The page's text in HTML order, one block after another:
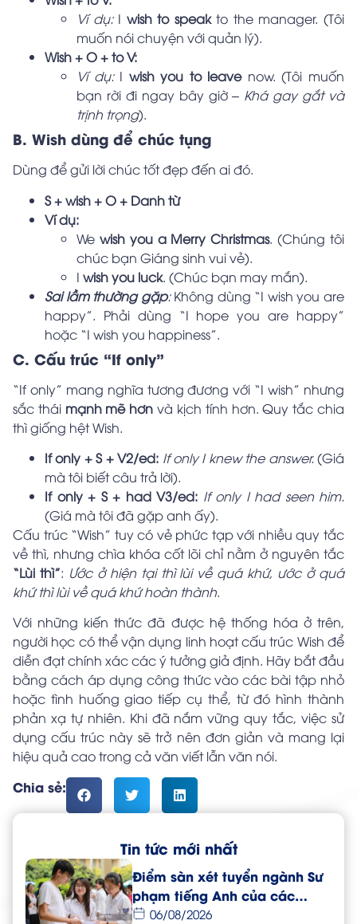
Ví dụ:I wish to speakto the manager. (Tôi
muốn nói chuyện với quản lý).
Wish + O + to V:
Ví dụ:I wish you to leavenow. (Tôi muốn
bạn rời đi ngay bây giờ – Khá gay gắt và
trịnh trọng).
B. Wish dùng để chúc tụng
Dùng để gửi lời chúc tốt đẹp đến ai đó.
S + wish + O + Danh từ
Ví dụ:
We wish you a Merry Christmas. (Chúng tôi
chúc bạn Giáng sinh vui vẻ).
I wish you luck. (Chúc bạn may mắn).
Sai lầm thường gặp:Không dùng “I wish you are
happy”. Phải dùng “I hope you are happy”
hoặc “I wish you happiness”.
C. Cấu trúc “If only”
“If only” mang nghĩa tương đương với “I wish” nhưng
sắc thái mạnh mẽ hơn và kịch tính hơn. Quy tắc chia
thì giống hệt Wish.
If only + S + V2/ed: If only I knew the answer.(Giá
mà tôi biết câu trả lời).
If only + S + had V3/ed: If only I had seen him.
(Giá mà tôi đã gặp anh ấy).
Cấu trúc “Wish” tuy có vẻ phức tạp với nhiều quy tắc
về thì, nhưng chìa khóa cốt lõi chỉ nằm ở nguyên tắc
“Lùi thì”: Ước ở hiện tại thì lùi về quá khứ, ước ở quá
khứ thì lùi về quá khứ hoàn thành.
Với những kiến thức đã được hệ thống hóa ở trên,
người học có thể vận dụng linh hoạt cấu trúc Wish để
diễn đạt chính xác các ý tưởng giả định. Hãy bắt đầu
bằng cách áp dụng công thức vào các bài tập nhỏ
hoặc tình huống giao tiếp cụ thể, từ đó hình thành
phản xạ tự nhiên. Khi đã nắm vững quy tắc, việc sử
dụng cấu trúc này sẽ trở nên đơn giản và mang lại
hiệu quả cao trong cả văn viết lẫn văn nói.
Chia sẻ:
Tin tức mới nhất
Điểm sàn xét tuyển ngành Sư
phạm tiếng Anh của các
trường đại học năm 2026
06/08/2026